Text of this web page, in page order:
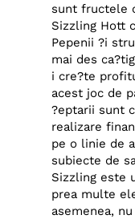
sunt fructele
Sizzling Hott
Pepenii ?i
mai des
i cre?te
acest joc de
?eptarii sunt
realizare
pe o linie de
subiecte de
Sizzling este
prea multe
asemenea,